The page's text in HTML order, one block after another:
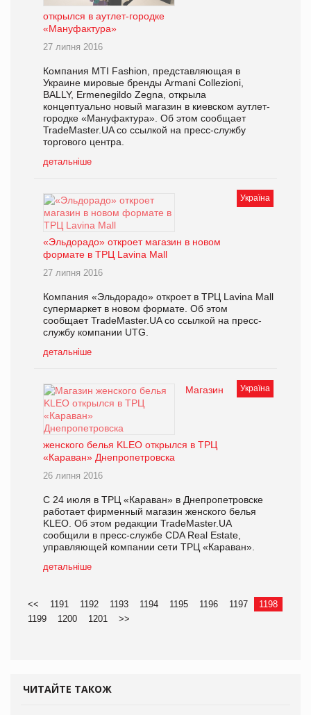
открылся в аутлет-городке
«Мануфактура»
27 липня 2016
Компания MTI Fashion, представляющая в
Украине мировые бренды Armani Collezioni,
BALLY, Ermenegildo Zegna, открыла
концептуально новый магазин в киевском аутлет-
городке «Мануфактура». Об этом сообщает
TradeMaster.UA со ссылкой на пресс-службу
торгового центра.
детальніше
Україна
«Эльдорадо» откроет магазин в новом
формате в ТРЦ Lavina Mall
27 липня 2016
Компания «Эльдорадо» откроет в ТРЦ Lavina Mall
супермаркет в новом формате. Об этом
сообщает TradeMaster.UA со ссылкой на пресс-
службу компании UTG.
детальніше
Україна
Магазин
женского белья KLEO открылся в ТРЦ
«Караван» Днепропетровска
26 липня 2016
С 24 июля в ТРЦ «Караван» в Днепропетровске
работает фирменный магазин женского белья
KLEO. Об этом редакции TradeMaster.UA
сообщили в пресс-службе CDA Real Estate,
управляющей компании сети ТРЦ «Караван».
детальніше
<< 1191 1192 1193 1194 1195 1196 1197
1198
1199
1200 1201 >>
ЧИТАЙТЕ ТАКОЖ